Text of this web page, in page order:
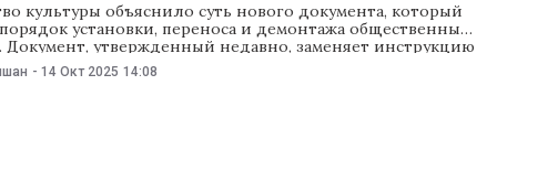
культуры объяснило суть нового документа, который
установки, переноса и демонтажа общественных
Документ, утвержденный недавно, заменяет инструкцию
ведомства последовала, после того как в
появились мнения, что новые правила
- 14 Окт 2025 14:08